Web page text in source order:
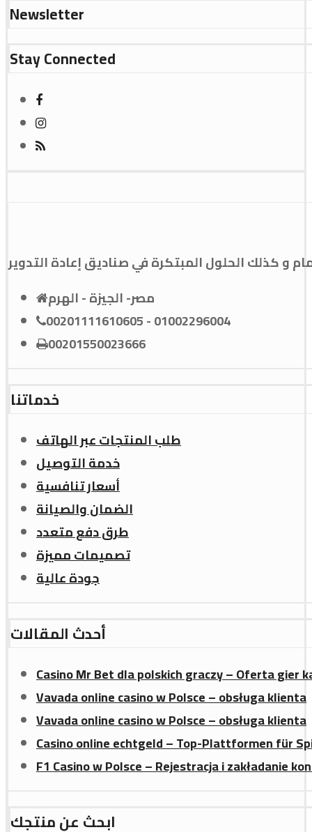
Newsletter
Stay Connected
كذلك الحلول المبتكرة في صناديق إعادة التدوير
مصر- الجيزة - الهرم
00201111610605 - 01002296004
00201550023666
خدماتنا
طلب المنتجات عبر الهاتف
خدمة التوصيل
أسعار تنافسية
الضمان والصيانة
طرق دفع متعدد
تصميمات مميزة
جودة عالية
أحدث المقالات
Casino Mr Bet dla polskich graczy – Oferta gier
Vavada online casino w Polsce – obsługa klienta
Vavada online casino w Polsce – obsługa klienta
Casino online echtgeld – Top-Plattformen für
F1 Casino w Polsce – Rejestracja i zakładanie
ابحث عن منتجك